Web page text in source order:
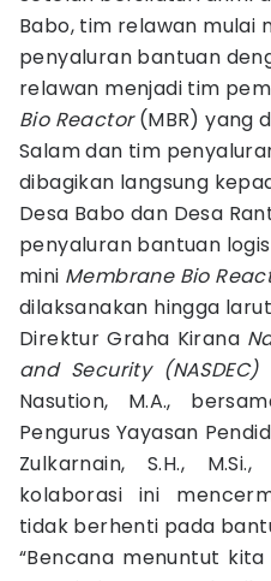
Babo, tim relawan mulai
penyaluran bantuan
relawan menjadi tim
Bio Reactor(MBR) yang
Salam dan tim
dibagikan langsung
Desa Babo dan Desa
penyaluran bantuan
mini Membrane Bio
dilaksanakan hingga
Direktur Graha Kirana
and Security (NASDEC)
Nasution, M.A.,
Pengurus Yayasan
Zulkarnain, S.H.,
kolaborasi ini
tidak berhenti pada
“Bencana menuntut